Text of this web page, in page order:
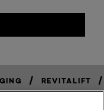
/ REVITALIFT /